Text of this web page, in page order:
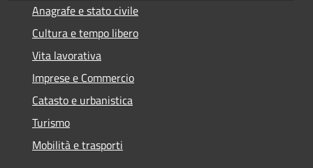
Anagrafe e stato civile
Cultura e tempo libero
Vita lavorativa
Imprese e Commercio
Catasto e urbanistica
Turismo
Mobilità e trasporti